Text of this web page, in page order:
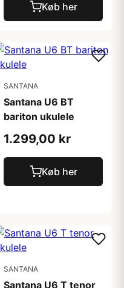
Køb her
SANTANA
Santana U6 BT
bariton ukulele
1.299,00 kr
Køb her
SANTANA
Santana U6 T tenor